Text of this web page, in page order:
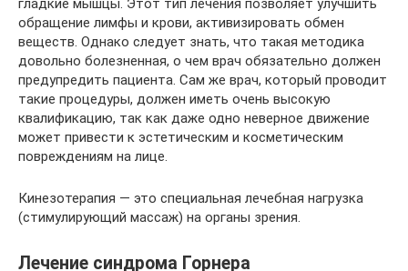
гладкие мышцы. Этот тип лечения позволяет улучшить
обращение лимфы и крови, активизировать обмен
веществ. Однако следует знать, что такая методика
довольно болезненная, о чем врач обязательно должен
предупредить пациента. Сам же врач, который проводит
такие процедуры, должен иметь очень высокую
квалификацию, так как даже одно неверное движение
может привести к эстетическим и косметическим
повреждениям на лице.
Кинезотерапия — это специальная лечебная нагрузка
(стимулирующий массаж) на органы зрения.
Лечение синдрома Горнера